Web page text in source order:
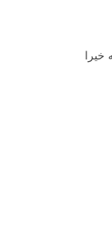
خيرا